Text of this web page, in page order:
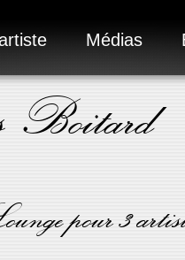
Médias
Boitard
pour 3